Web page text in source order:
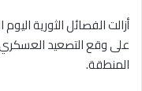
أزالت الفصائل الثورية
على وقع التصعيد العسكري
المنطقة.